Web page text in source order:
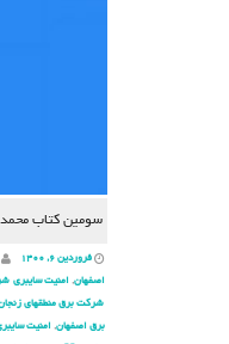
سومین کتاب
فروردین ۶, ۱۴۰۰
اصفهان, امنیت سایبری
شركت برق منطقهای
برق اصفهان, امنیت